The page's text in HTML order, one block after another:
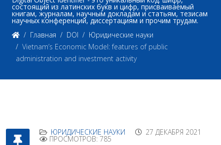
состоящий из латинских букв и цифр, присваиваемый
книгам, журналам, научным докладам и статьям, тезисам
научных конференций, диссертациям и прочим трудам.
Главная
DOI
Юридические науки
Vietnam’s Economic Model: features of public
administration and investment activity
ЮРИДИЧЕСКИЕ НАУКИ 27 ДЕКАБРЯ 2021
ПРОСМОТРОВ: 785